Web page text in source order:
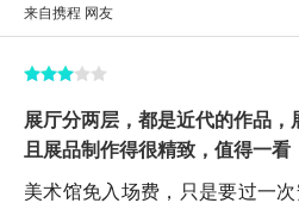
来自携程 网友
展厅分两层，都是近代的作品
且展品制作得很精致，值得一看
美术馆免入场费，只是要过一